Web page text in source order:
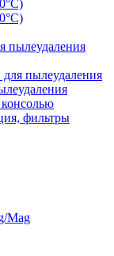
пылеудаления
пылеудаления
фильтры
Mag